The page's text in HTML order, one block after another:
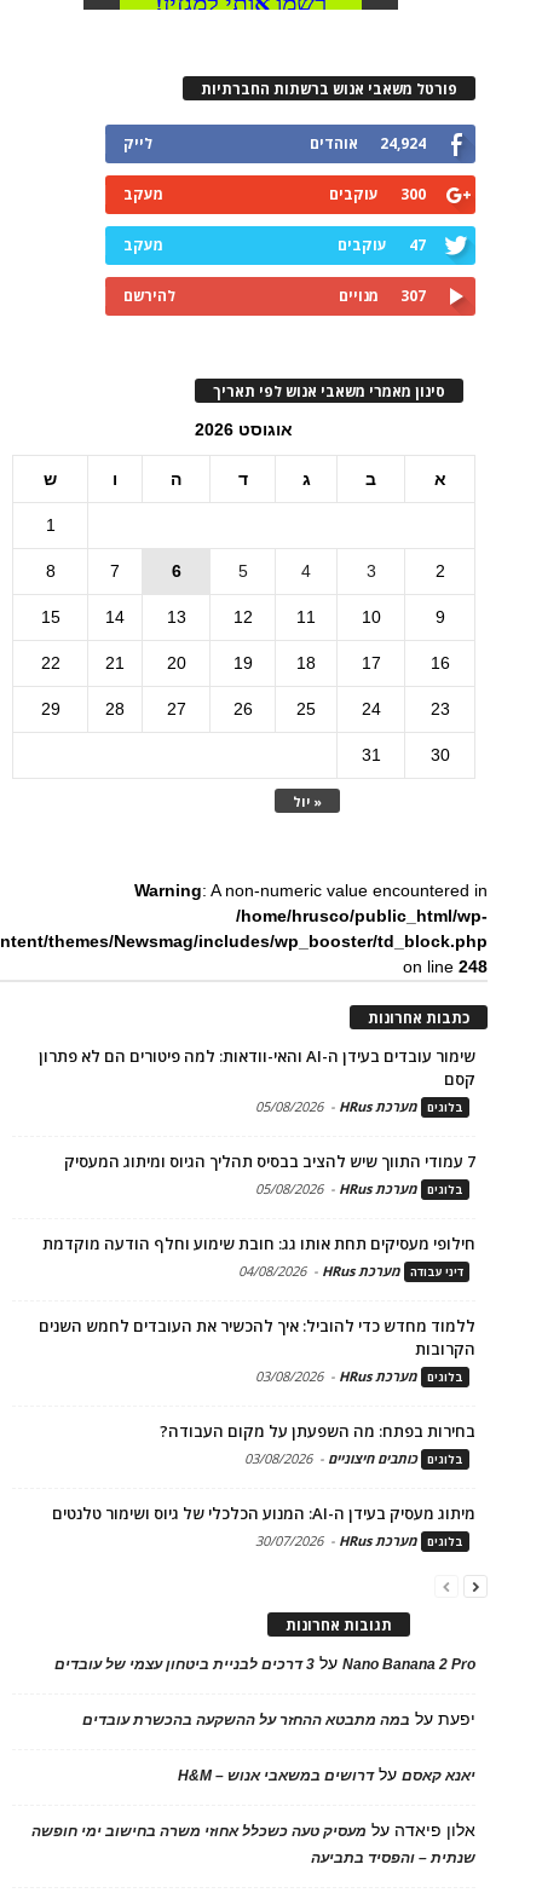
פורטל משאבי אנוש ברשתות החברתיות
24,924 אוהדים לייק
300 עוקבים מעקב
47 עוקבים מעקב
307 מנויים להירשם
סינון מאמרי משאבי אנוש לפי תאריך
אוגוסט 2026
א ב ג ד ה ו ש
« יול
1
2
3
4
5
6
7
8
9
10
11
12
13
14
15
16
17
18
19
20
21
22
23
24
25
26
27
28
29
30
31
Warning: A non-numeric value encountered in
/home/hrusco/public_html/wp-
themes/Newsmag/includes/wp_booster/td_block.php
on line248
כתבות אחרונות
שימור עובדים בעידן ה-AI והאי-וודאות: למה פיטורים הם לא פתרון
קסם
בלוגים מערכת HRus -
05/08/2026
7 עמודי התווך שיש להציב בבסיס תהליך הגיוס ומיתוג המעסיק
בלוגים מערכת HRus -
05/08/2026
חילופי מעסיקים תחת אותו גג: חובת שימוע וחלף הודעה מוקדמת
דיני עבודה מערכת HRus -
04/08/2026
ללמוד מחדש כדי להוביל: איך להכשיר את העובדים לחמש השנים
הקרובות
בלוגים מערכת HRus -
03/08/2026
בחירות בפתח: מה השפעתן על מקום העבודה?
בלוגים כותבים חיצוניים -
03/08/2026
מיתוג מעסיק בעידן ה-AI: המנוע הכלכלי של גיוס ושימור טלנטים
בלוגים מערכת HRus -
30/07/2026
תגובות אחרונות
Nano Banana 2 Proעל 3 דרכים לבניית ביטחון עצמי של עובדים
יפעתעל במה מתבטא ההחזר על ההשקעה בהכשרת עובדים
יאנא קאסםעלדרושים במשאבי אנוש – H&M
אלון פיאדה על מעסיק טעה כשכלל אחוזי משרה בחישוב ימי חופשה
שנתית – והפסיד בתביעה